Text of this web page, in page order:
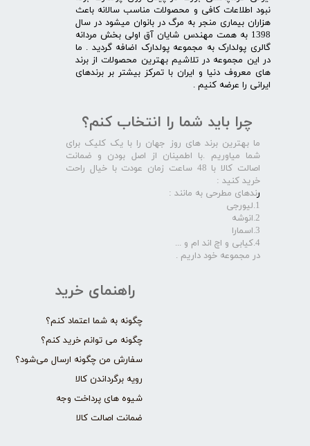
نبود اطلاعات کافی و محصولات مناسب سالانه باعث
هزاران بیماری منجر به مرگ در بانوان میشود در سال
1398 به همت مهندس شایان آق اولی بخش مردانه
گالری پولدارک به مجموعه پولدارک اضافه گردید . ما
در این مجموعه در تلاشیم بهترین محصولات از برند
های معروف دنیا و ایران با تمرکز بیشتر بر برندهای
ایرانی را عرضه کنیم .​​​​​​​
راهنمای خرید
چگونه به شما اعتماد کنم؟
چگونه می توانم خرید کنم؟
سفارش من چگونه ارسال می‌شود؟
رویه برگرداندن کالا
شیوه های پرداخت وجه
ضمانت اصالت کالا
چرا باید شما را انتخاب کنم؟
ما بهترین برند های روز جهان را با یک کلیک برای
شما میاوریم .با اطمینان از اصل بودن و ضمانت
اصالت کالا با 48 ساعت زمان عودت با خیال راحت
خرید کنید :
رندهای مطرحی به مانند :
1.لیورجی
2.انوشه
3.اسمارا
4.کیابی و اچ اند ام و ...
در مجموعه خود داریم .​​​​​​​